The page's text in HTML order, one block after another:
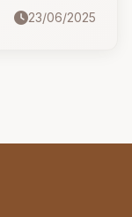
vật đáng sợ:
23/06/2025